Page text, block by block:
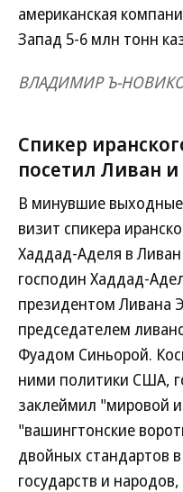
американская
Запад 5-6 млн тонн
ВЛАДИМИР Ъ-
Спикер
посетил Ливан
В минувшие
визит спикера
Хаддад-Аделя в
господин Хаддад-
президентом Ливана
председателем
Фуадом Синьорой.
ними политики США,
заклеймил "мировой
"вашингтонские
двойных стандартов
государств и